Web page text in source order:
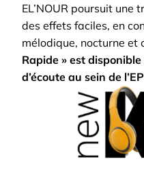
EL’NOUR poursuit une
des effets faciles, en
mélodique, nocturne et
Rapide » est
d’écoute au sein de l’EP